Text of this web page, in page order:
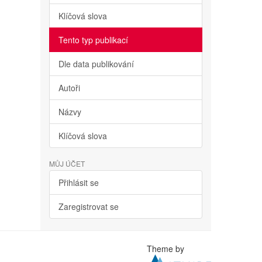
Klíčová slova
Tento typ publikací
Dle data publikování
Autoři
Názvy
Klíčová slova
MŮJ ÚČET
Přihlásit se
Zaregistrovat se
Theme by